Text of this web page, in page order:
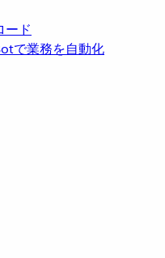
ード
で業務を自動化